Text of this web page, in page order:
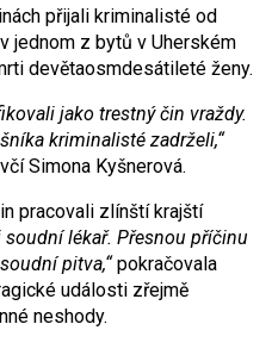
přijali kriminalisté od
jednom z bytů v Uherském
devětaosmdesátileté ženy.
jako trestný čin vraždy.
kriminalisté zadrželi,“
Simona Kyšnerová.
pracovali zlínští krajští
soudní lékař. Přesnou příčinu
pitva,“pokračovala
události zřejmě
neshody.